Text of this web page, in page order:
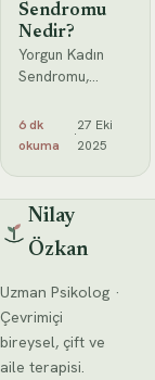
Sendromu
Nedir?
Yorgun Kadın
Sendromu,
olmaya çalışan
kadınların
tükenmişliği
ifade eder.
Belirtiler,
başa çıkma
yollarını
6 dk
okuma
·
27 Eki
2025
Nilay
Özkan
Uzman Psikolog ·
Çevrimiçi
bireysel, çift ve
aile terapisi.